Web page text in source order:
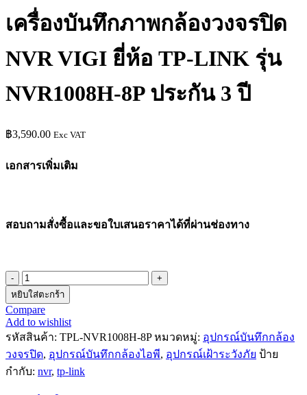
เครื่องบันทึกภาพกล้องวงจรปิด
NVR VIGI ยี่ห้อ TP-LINK รุ่น
NVR1008H-8P ประกัน 3 ปี
฿3,590.00 Exc VAT
เอกสารเพิ่มเติม
สอบถามสั่งซื้อและขอใบเสนอราคาได้ที่ผ่านช่องทาง
จำนวน
เครื่อง
บันทึก
ภาพ
กล้อง
วงจรปิด
NVR
หยิบใส่ตะกร้า
Compare
Add to wishlist
รหัสสินค้า: TPL-NVR1008H-8P หมวดหมู่: อุปกรณ์บันทึกกล้อง
วงจรปิด, อุปกรณ์บันทึกกล้องไอพี, อุปกรณ์เฝ้าระวังภัย ป้าย
กำกับ: nvr, tp-link